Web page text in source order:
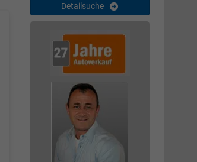
Detailsuche